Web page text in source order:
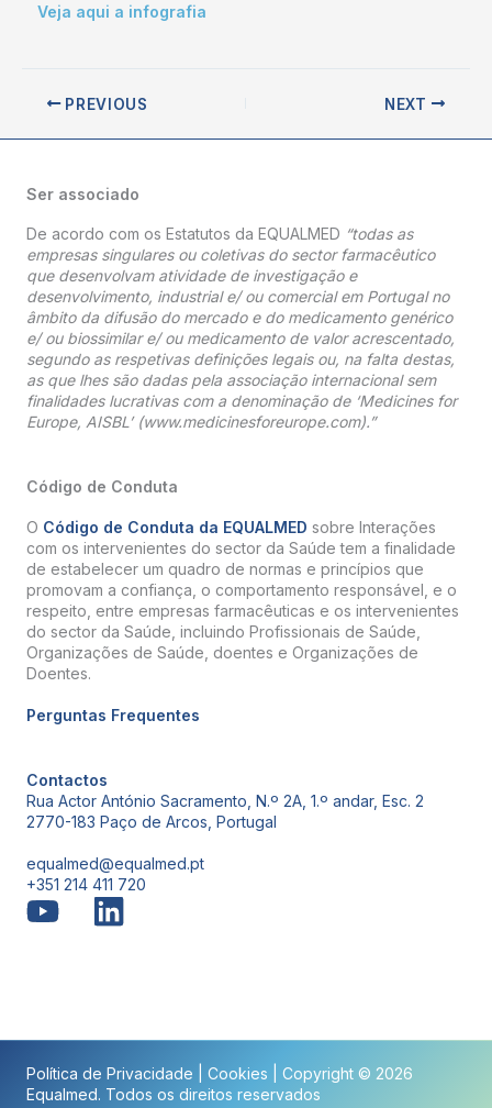
Veja aqui a infografia
PREVIOUS NEXT
Ser associado
De acordo com os Estatutos da EQUALMED “todas as
empresas singulares ou coletivas do sector farmacêutico
que desenvolvam atividade de investigação e
desenvolvimento, industrial e/ ou comercial em Portugal no
âmbito da difusão do mercado e do medicamento genérico
e/ ou biossimilar e/ ou medicamento de valor acrescentado,
segundo as respetivas definições legais ou, na falta destas,
as que lhes são dadas pela associação internacional sem
finalidades lucrativas com a denominação de ‘Medicines for
Europe, AISBL’ (www.medicinesforeurope.com).”
Código de Conduta
O Código de Conduta da EQUALMED sobre Interações
com os intervenientes do sector da Saúde tem a finalidade
de estabelecer um quadro de normas e princípios que
promovam a confiança, o comportamento responsável, e o
respeito, entre empresas farmacêuticas e os intervenientes
do sector da Saúde, incluindo Profissionais de Saúde,
Organizações de Saúde, doentes e Organizações de
Doentes.
Perguntas Frequentes
Contactos
Rua Actor António Sacramento, N.º 2A, 1.º andar, Esc. 2
2770-183 Paço de Arcos, Portugal
equalmed@equalmed.pt
+351 214 411 720
Política de Privacidade Cookies | Copyright © 2026
Equalmed. Todos os direitos reservados